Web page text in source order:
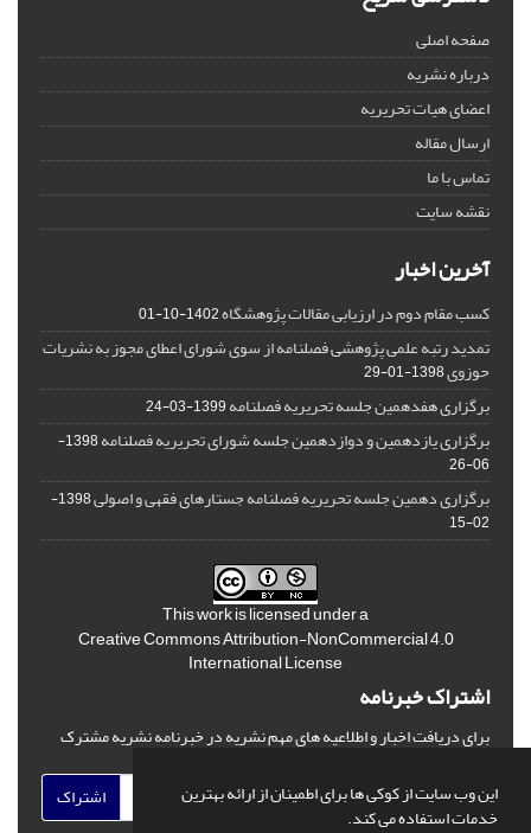
این وب سایت از کوکی ها برای اطمینان از ارائه بهترین
خدمات استفاده می کند.
صفحه اصلی
درباره نشریه
اعضای هیات تحریریه
ارسال مقاله
تماس با ما
نقشه سایت
آخرین اخبار
کسب مقام دوم در ارزیابی مقالات پژوهشگاه1402-10-01
تمدید رتبه علمی پژوهشی فصلنامه از سوی شورای اعطای مجوز به نشریات
حوزوی1398-01-29
برگزاری هفدهمین جلسه تحریریه فصلنامه1399-03-24
برگزاری یازدهمین و دوازدهمین جلسه شورای تحریریه فصلنامه
1398-
06-26
برگزاری دهمین جلسه تحریریه فصلنامه جستارهای فقهی و اصولی
1398-
02-15
This work is licensed under a
Creative Commons Attribution-NonCommercial 4.0
International License
اشتراک خبرنامه
برای دریافت اخبار و اطلاعیه های مهم نشریه در خبرنامه نشریه مشترک
اشتراک